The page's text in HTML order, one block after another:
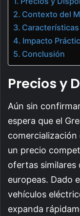
Contexto del
Impacto
Conclusión
Precios y
Aún sin
espera que el
comercialización
un precio
ofertas similares
europeas. Dado
vehículos
expanda